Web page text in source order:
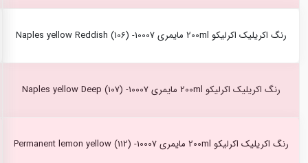
رنگ اکریلیک اکرلیکو 200ml مایمری Naples yellow Reddish (106) -10007
رنگ اکریلیک اکرلیکو 200ml مایمری Naples yellow Deep (107) -10007
رنگ اکریلیک اکرلیکو 200ml مایمری Permanent lemon yellow (112) -10007